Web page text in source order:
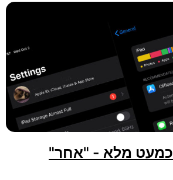
אחסון iPad כמעט מלא - "אחר"